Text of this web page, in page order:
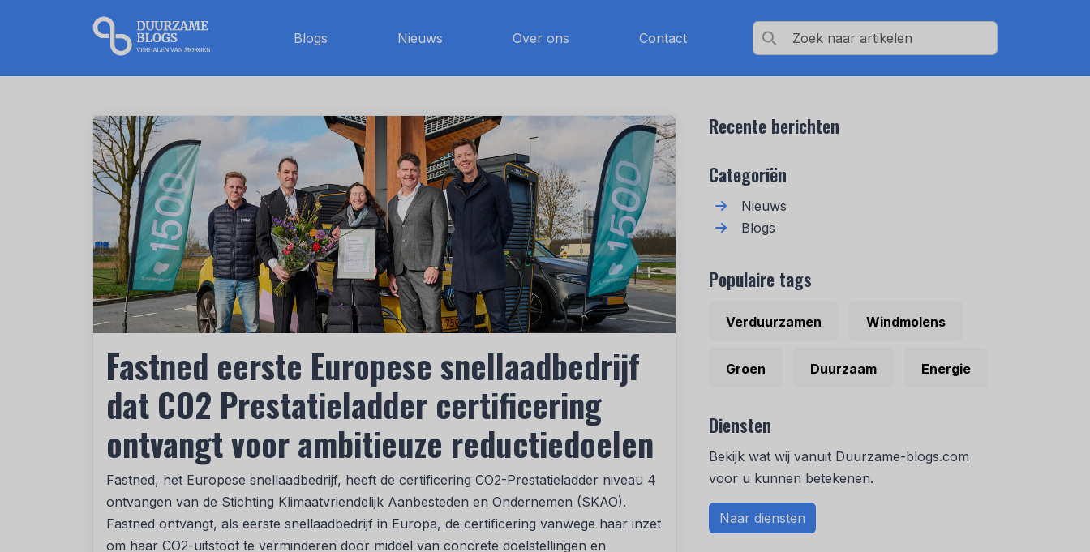
Blogs Nieuws Over ons Contact
Fastned eerste Europese snellaadbedrijf
dat CO2 Prestatieladder certificering
ontvangt voor ambitieuze reductiedoelen
Fastned, het Europese snellaadbedrijf, heeft de certificering CO2-Prestatieladder niveau 4
ontvangen van de Stichting Klimaatvriendelijk Aanbesteden en Ondernemen (SKAO).
Fastned ontvangt, als eerste snellaadbedrijf in Europa, de certificering vanwege haar inzet
om haar CO2-uitstoot te verminderen door middel van concrete doelstellingen en
Recente berichten
Categoriën
Nieuws
Blogs
Populaire tags
Verduurzamen Windmolens
Groen Duurzaam Energie
Diensten
Bekijk wat wij vanuit Duurzame-blogs.com
voor u kunnen betekenen.
Naar diensten